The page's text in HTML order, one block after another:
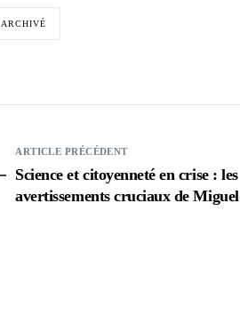
ARCHIVÉ
ARTICLE PRÉCÉDENT
Science et citoyenneté en crise : les
avertissements cruciaux de Miguel